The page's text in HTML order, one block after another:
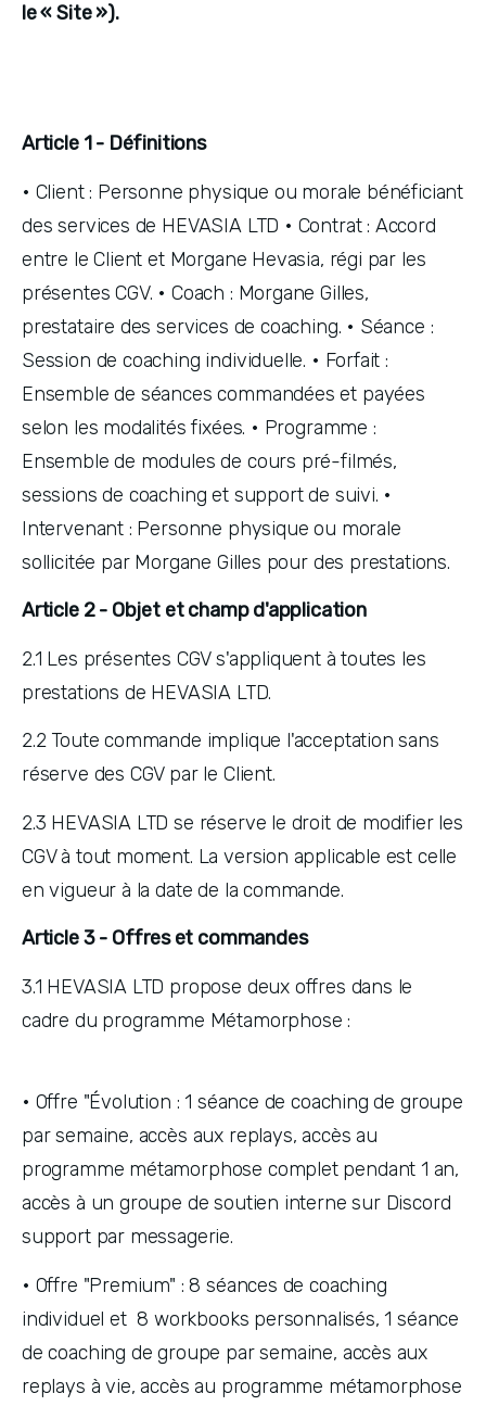
le « Site »).
Article 1 - Définitions
• Client : Personne physique ou morale bénéficiant
des services de HEVASIA LTD • Contrat : Accord
entre le Client et Morgane Hevasia, régi par les
présentes CGV. • Coach : Morgane Gilles,
prestataire des services de coaching. • Séance :
Session de coaching individuelle. • Forfait :
Ensemble de séances commandées et payées
selon les modalités fixées. • Programme :
Ensemble de modules de cours pré-filmés,
sessions de coaching et support de suivi. •
Intervenant : Personne physique ou morale
sollicitée par Morgane Gilles pour des prestations.
Article 2 - Objet et champ d'application
2.1 Les présentes CGV s'appliquent à toutes les
prestations de HEVASIA LTD.
2.2 Toute commande implique l'acceptation sans
réserve des CGV par le Client.
2.3 HEVASIA LTD se réserve le droit de modifier les
CGV à tout moment. La version applicable est celle
en vigueur à la date de la commande.
Article 3 - Offres et commandes
3.1 HEVASIA LTD propose deux offres dans le
cadre du programme Métamorphose :
• Offre "Évolution : 1 séance de coaching de groupe
par semaine, accès aux replays, accès au
programme métamorphose complet pendant 1 an,
accès à un groupe de soutien interne sur Discord
support par messagerie.
• Offre "Premium" : 8 séances de coaching
individuel et  8 workbooks personnalisés, 1 séance
de coaching de groupe par semaine, accès aux
replays à vie, accès au programme métamorphose